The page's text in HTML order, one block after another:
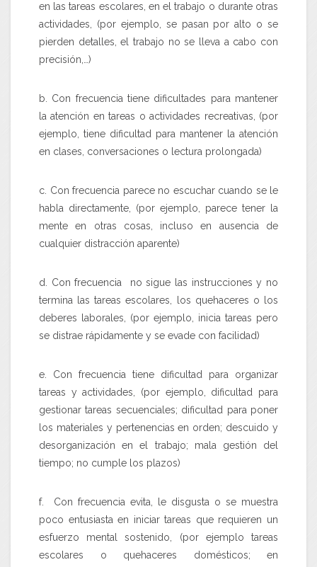
en las tareas escolares, en el trabajo o durante otras
actividades, (por ejemplo, se pasan por alto o se
pierden detalles, el trabajo no se lleva a cabo con
precisión,…)
b. Con frecuencia tiene dificultades para mantener
la atención en tareas o actividades recreativas, (por
ejemplo, tiene dificultad para mantener la atención
en clases, conversaciones o lectura prolongada)
c. Con frecuencia parece no escuchar cuando se le
habla directamente, (por ejemplo, parece tener la
mente en otras cosas, incluso en ausencia de
cualquier distracción aparente)
d. Con frecuencia no sigue las instrucciones y no
termina las tareas escolares, los quehaceres o los
deberes laborales, (por ejemplo, inicia tareas pero
se distrae rápidamente y se evade con facilidad)
e. Con frecuencia tiene dificultad para organizar
tareas y actividades, (por ejemplo, dificultad para
gestionar tareas secuenciales; dificultad para poner
los materiales y pertenencias en orden; descuido y
desorganización en el trabajo; mala gestión del
tiempo; no cumple los plazos)
f. Con frecuencia evita, le disgusta o se muestra
poco entusiasta en iniciar tareas que requieren un
esfuerzo mental sostenido, (por ejemplo tareas
escolares o quehaceres domésticos; en